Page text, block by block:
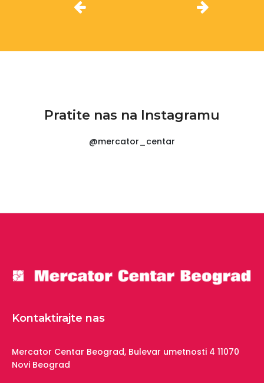
Pratite nas na Instagramu
@mercator_centar
Kontaktirajte nas
Mercator Centar Beograd, Bulevar umetnosti 4 11070
Novi Beograd